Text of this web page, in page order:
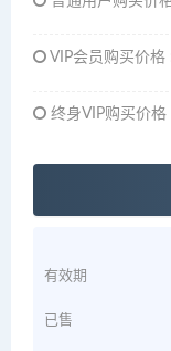
VIP会员购买价格
终身VIP购买价格
有效期
已售